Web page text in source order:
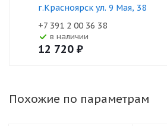
г.Красноярск ул. 9 Мая, 38
+7 391 2 00 36 38
В наличии
12 720 ₽
Похожие по параметрам